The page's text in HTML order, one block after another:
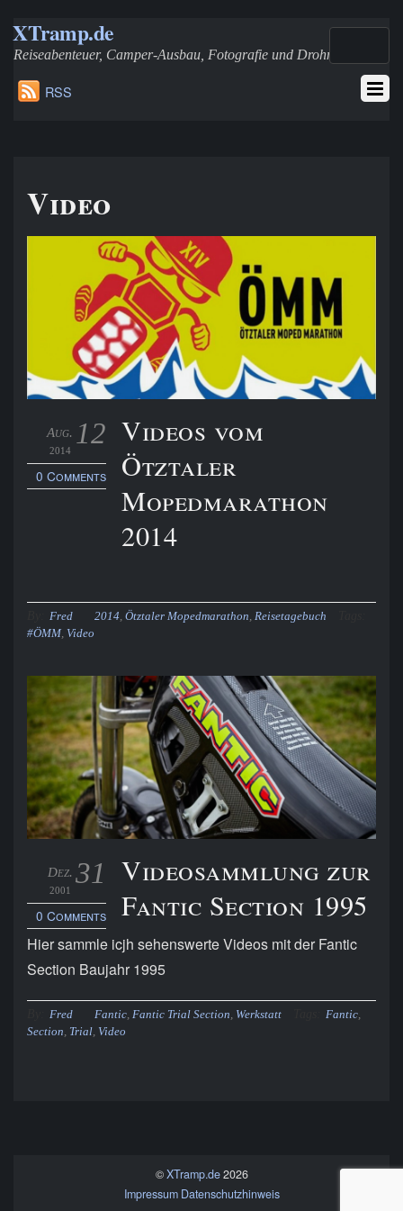
XTramp.de
Reiseabenteuer, Camper-Ausbau, Fotografie und Drohnen
RSS
Video
12
Aug.
2014
0 Comments
Videos vom
Ötztaler
Mopedmarathon
2014
Fred 2014, Ötztaler Mopedmarathon, Reisetagebuch
#ÖMM, Video
31
Dez.
2001
0 Comments
Videosammlung zur
Fantic Section 1995
Hier sammle icjh sehenswerte Videos mit der Fantic
Section Baujahr 1995
Fred Fantic, Fantic Trial Section Werkstatt Fantic,
Section Trial Video
©XTramp.de2026
Impressum Datenschutzhinweis